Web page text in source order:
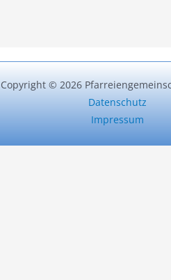
Copyright © 2026
Datenschutz
Impressum